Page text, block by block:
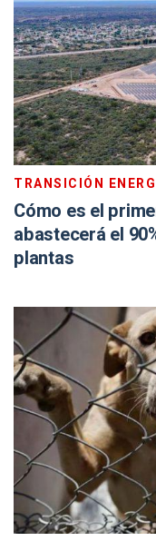
TRANSICIÓN
Cómo es el
abastecerá el
plantas